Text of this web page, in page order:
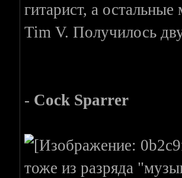
гитарист, а
Tim V. Получилось
- Cock Sparrer
тоже из разряда